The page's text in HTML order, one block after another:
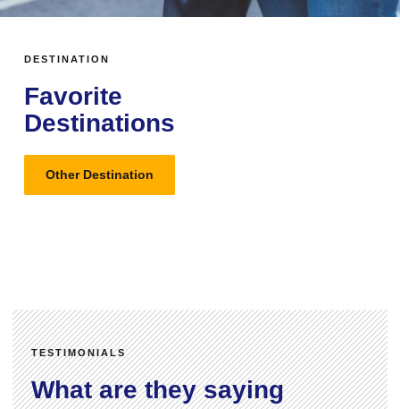
DESTINATION
Favorite
Destinations
Other Destination
TESTIMONIALS
What are they saying